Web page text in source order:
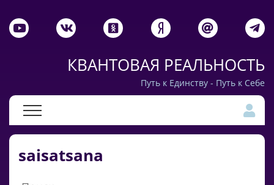
КВАНТОВАЯ РЕАЛЬНОСТЬ
Путь к Единству - Путь к Себе
saisatsana